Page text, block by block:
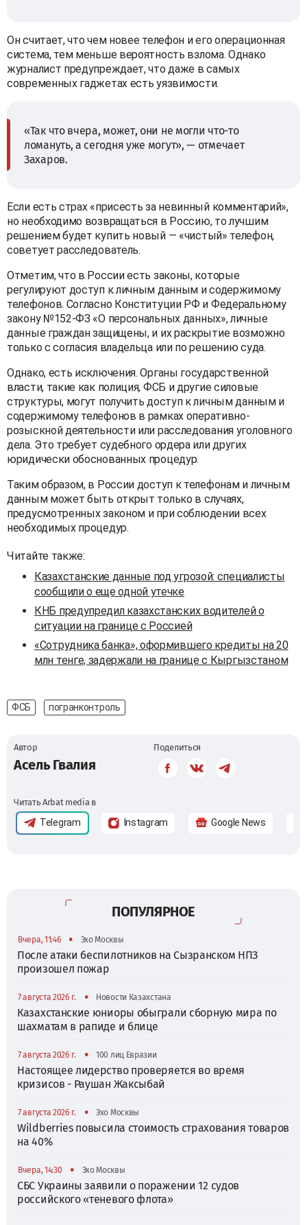
Он считает, что чем новее телефон и его операционная
система, тем меньше вероятность взлома. Однако
журналист предупреждает, что даже в самых
современных гаджетах есть уязвимости.
«Так что вчера, может, они не могли что-то
ломануть, а сегодня уже могут», — отмечает
Захаров.
Если есть страх «присесть за невинный комментарий»,
но необходимо возвращаться в Россию, то лучшим
решением будет купить новый — «чистый» телефон,
советует расследователь.
Отметим, что в России есть законы, которые
регулируют доступ к личным данным и содержимому
телефонов. Согласно Конституции РФ и Федеральному
закону №152-ФЗ «О персональных данных», личные
данные граждан защищены, и их раскрытие возможно
только с согласия владельца или по решению суда.
Однако, есть исключения. Органы государственной
власти, такие как полиция, ФСБ и другие силовые
структуры, могут получить доступ к личным данным и
содержимому телефонов в рамках оперативно-
розыскной деятельности или расследования уголовного
дела. Это требует судебного ордера или других
юридически обоснованных процедур.
Таким образом, в России доступ к телефонам и личным
данным может быть открыт только в случаях,
предусмотренных законом и при соблюдении всех
необходимых процедур.
Читайте также:
Казахстанские данные под угрозой: специалисты
сообщили о еще одной утечке
КНБ предупредил казахстанских водителей о
ситуации на границе с Россией
«Сотрудника банка», оформившего кредиты на 20
млн тенге, задержали на границе с Кыргызстаном
ФСБ погранконтроль
Автор
Асель Гвалия
Поделиться
Читать Arbat media в
Telegram Instagram Google News
ПОПУЛЯРНОЕ
Вчера, 11:46 • Эхо Москвы
После атаки беспилотников на Сызранском НПЗ
произошел пожар
7 августа 2026 г. • Новости Казахстана
Казахстанские юниоры обыграли сборную мира по
шахматам в рапиде и блице
7 августа 2026 г. • 100 лиц Евразии
Настоящее лидерство проверяется во время
кризисов - Раушан Жаксыбай
7 августа 2026 г. • Эхо Москвы
Wildberries повысила стоимость страхования товаров
на 40%
Вчера, 14:30 • Эхо Москвы
СБС Украины заявили о поражении 12 судов
российского «теневого флота»